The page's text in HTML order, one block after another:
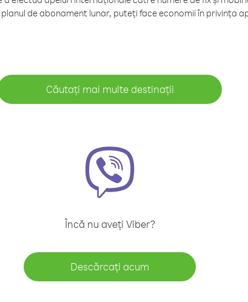
de abonament lunar, puteți face economii în privința
Căutați mai multe destinații
Încă nu aveți Viber?
Descărcați acum